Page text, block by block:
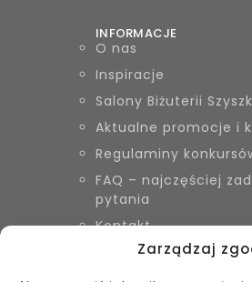
Zarządzaj
INFORMACJE
O nas
Inspiracje
Salony Biżuterii
Aktualne promocje i
Regulaminy
FAQ – najczęściej
pytania
Kontakt